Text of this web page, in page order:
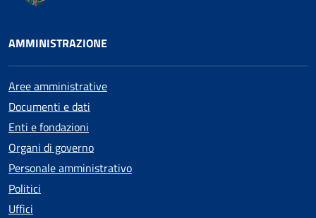
AMMINISTRAZIONE
Aree amministrative
Documenti e dati
Enti e fondazioni
Organi di governo
Personale amministrativo
Politici
Uffici